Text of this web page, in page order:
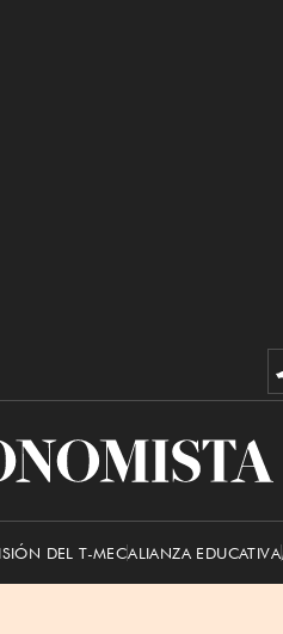
El
DEL T-MECALIANZA EDUCATIVA